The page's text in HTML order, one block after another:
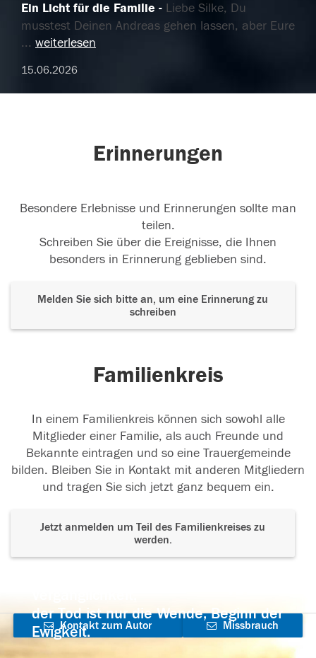
Ein Licht für die Familie
Liebe Silke, Du
musstest Deinen Andreas gehen lassen, aber Eure
... weiterlesen
15.06.2026
Erinnerungen
Besondere Erlebnisse und Erinnerungen sollte man
teilen.
Schreiben Sie über die Ereignisse, die Ihnen
besonders in Erinnerung geblieben sind.
Melden Sie sich bitte an, um eine Erinnerung zu
schreiben
Familienkreis
In einem Familienkreis können sich sowohl alle
Mitglieder einer Familie, als auch Freunde und
Bekannte eintragen und so eine Trauergemeinde
bilden. Bleiben Sie in Kontakt mit anderen Mitgliedern
und tragen Sie sich jetzt ganz bequem ein.
Jetzt anmelden um Teil des Familienkreises zu
werden.
der Tod ist nur die Wende, Beginn der
Ewigkeit.
Kontakt zum Autor
aufnehmen
Missbrauch